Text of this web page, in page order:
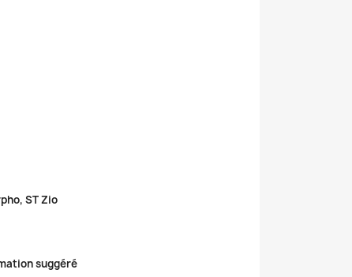
ST Zio
suggéré